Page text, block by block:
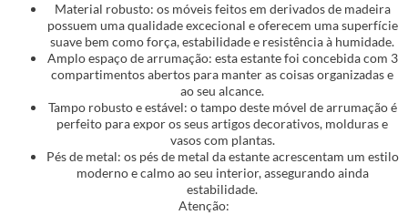
Material robusto: os móveis feitos em derivados de madeira
possuem uma qualidade excecional e oferecem uma superfície
suave bem como força, estabilidade e resistência à humidade.
Amplo espaço de arrumação: esta estante foi concebida com 3
compartimentos abertos para manter as coisas organizadas e
ao seu alcance.
Tampo robusto e estável: o tampo deste móvel de arrumação é
perfeito para expor os seus artigos decorativos, molduras e
vasos com plantas.
Pés de metal: os pés de metal da estante acrescentam um estilo
moderno e calmo ao seu interior, assegurando ainda
estabilidade.
Atenção: